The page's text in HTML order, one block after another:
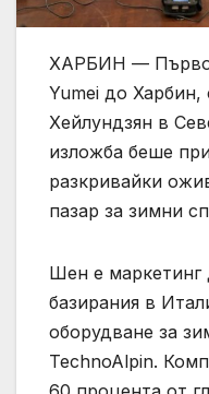
ХАРБИН —
Yumei до
Хейлундзян в
изложба беше
разкривайки
пазар за зимни
Шен е маркетинг
базирания в
оборудване за
TechnoAlpin.